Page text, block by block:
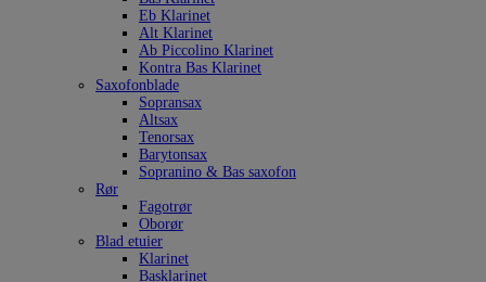
Eb Klarinet
Alt Klarinet
Ab Piccolino Klarinet
Kontra Bas Klarinet
Saxofonblade
Sopransax
Altsax
Tenorsax
Barytonsax
Sopranino & Bas saxofon
Rør
Fagotrør
Oborør
Blad etuier
Klarinet
Basklarinet